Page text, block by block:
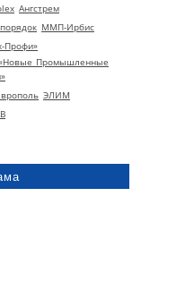
Ангстрем
ММП-Ирбис
Профи»
Промышленные
ЭЛИМ